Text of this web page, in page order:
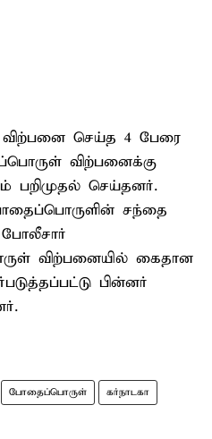
செய்த 4 பேரை
விற்பனைக்கு
பறிமுதல் செய்தனர்.
சந்தை
போலீசார்
விற்பனையில் கைதான
பின்னர்
போதைப்பொருள் கர்நாடகா